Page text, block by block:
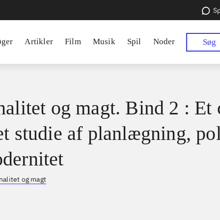
Artikler Film Musik Spil Noder Søg
og magt. Bind 2 : Et
studie af planlægning,
og magt